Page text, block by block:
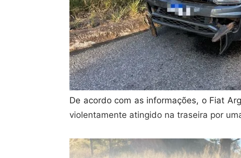
De acordo com as informações, o Fiat
violentamente atingido na traseira por